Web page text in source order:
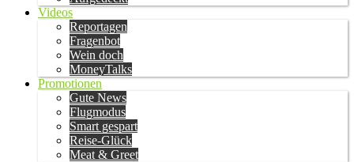
Videos
Reportagen
Fragenbot
Wein doch
MoneyTalks
Promotionen
Gute News
Flugmodus
Smart gespart
Reise-Glück
Meat & Greet